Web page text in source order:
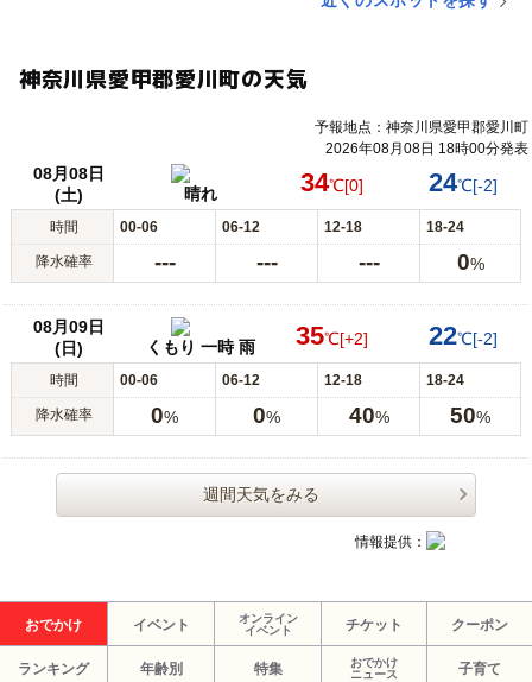
神奈川県愛甲郡愛川町の天気
予報地点：神奈川県愛甲郡愛川町
2026年08月08日 18時00分発表
08月08日
(土)
晴れ 34℃[0] 24℃[-2]
時間 00-06 06-12 12-18 18-24
降水確率 --- --- --- 0%
08月09日
(日)
くもり 一時 雨 35℃[+2] 22℃[-2]
時間 00-06 06-12 12-18 18-24
降水確率 0% 0% 40% 50%
週間天気をみる
情報提供：
おでかけ イベント
オンライン
イベント
チケット クーポン
ランキング 年齢別 特集
おでかけ
ニュース
子育て